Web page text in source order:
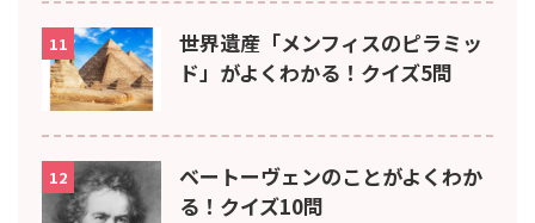
11
世界遺産「メンフィスのピラミッ
ド」がよくわかる！クイズ5問
12
ベートーヴェンのことがよくわか
る！クイズ10問